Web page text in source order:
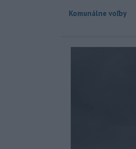
Komunálne voľby